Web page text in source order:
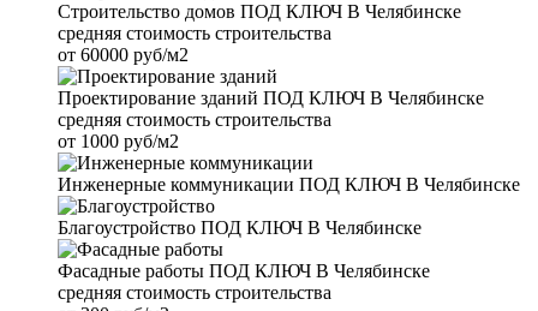
Строительство домов ПОД КЛЮЧ В Челябинске
средняя стоимость строительства
от 60000 руб/м2
Проектирование зданий ПОД КЛЮЧ В Челябинске
средняя стоимость строительства
от 1000 руб/м2
Инженерные коммуникации ПОД КЛЮЧ В Челябинске
Благоустройство ПОД КЛЮЧ В Челябинске
Фасадные работы ПОД КЛЮЧ В Челябинске
средняя стоимость строительства